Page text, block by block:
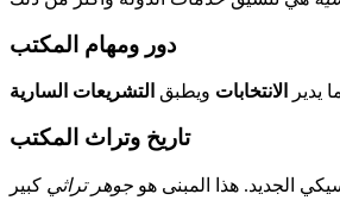
دور ومهام المكتب
يدير الانتخابات ويطبق التشريعات السارية
تاريخ وتراث المكتب
الجديد. هذا المبنى هو جوهر تراثي